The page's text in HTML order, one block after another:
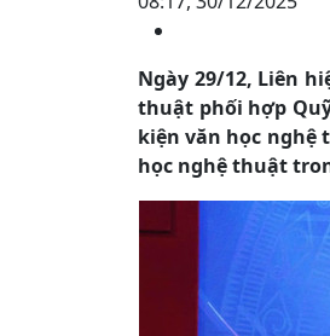
Ngày 29/12, Liên
thuật phối hợp
kiện văn học nghệ
học nghệ thuật